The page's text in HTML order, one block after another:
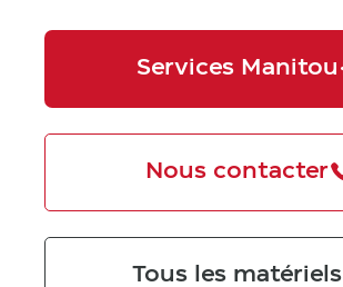
Services Manitou
Nous contacter
Tous les matériels